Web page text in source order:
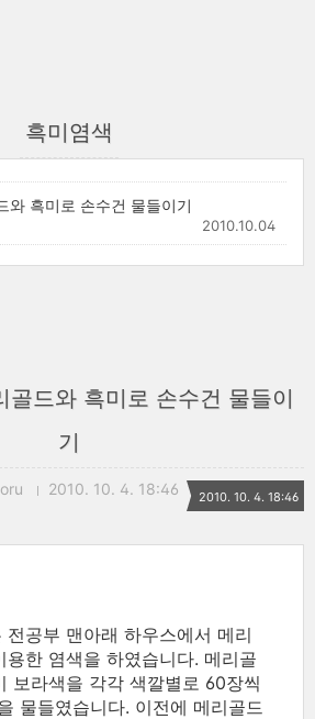
흑미염색
와 흑미로 손수건 물들이기
2010.10.04
골드와 흑미로 손수건 물들이
기
2010. 10. 4. 18:46 2010. 10. 4. 18:46
전공부 맨아래 하우스에서 메리
용한 염색을 하였습니다. 메리골
보라색을 각각 색깔별로 60장씩
물들였습니다. 이전에 메리골드